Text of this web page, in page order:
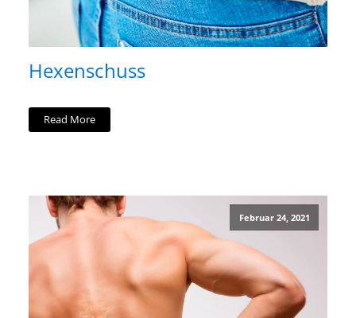
Hexenschuss
Read More
Februar 24, 2021